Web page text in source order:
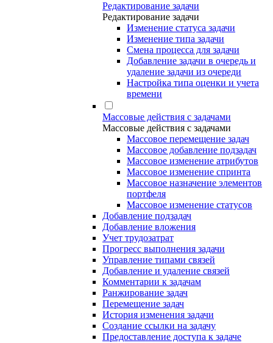
Редактирование задачи
Редактирование задачи
Изменение статуса задачи
Изменение типа задачи
Смена процесса для задачи
Добавление задачи в очередь и
удаление задачи из очереди
Настройка типа оценки и учета
времени
Массовые действия с задачами
Массовые действия с задачами
Массовое перемещение задач
Массовое добавление подзадач
Массовое изменение атрибутов
Массовое изменение спринта
Массовое назначение элементов
портфеля
Массовое изменение статусов
Добавление подзадач
Добавление вложения
Учет трудозатрат
Прогресс выполнения задачи
Управление типами связей
Добавление и удаление связей
Комментарии к задачам
Ранжирование задач
Перемещение задач
История изменения задачи
Создание ссылки на задачу
Предоставление доступа к задаче